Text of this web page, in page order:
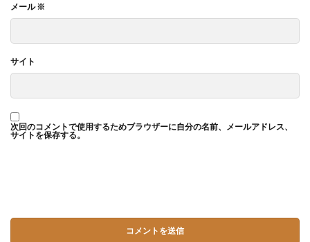
メール※
サイト
次回のコメントで使用するためブラウザーに自分の名前、メールアドレス、
サイトを保存する。